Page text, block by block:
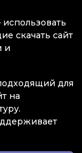
скачать сайт
и
для
на